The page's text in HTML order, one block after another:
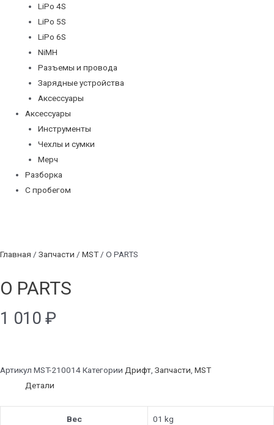
LiPo 4S
LiPo 5S
LiPo 6S
NiMH
Разъемы и провода
Зарядные устройства
Аксессуары
Аксессуары
Инструменты
Чехлы и сумки
Мерч
Разборка
С пробегом
Главная / Запчасти / MST/ O PARTS
O PARTS
1 010 ₽
Артикул MST-210014Категории Дрифт, Запчасти, MST
Детали
Вес 01 kg